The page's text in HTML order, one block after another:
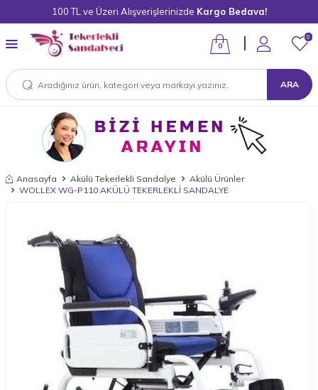
100 TL ve Üzeri Alışverişlerinizde Kargo Bedava!
ARA
0
0
Anasayfa Akülü Tekerlekli Sandalye
Akülü Ürünler
WOLLEX WG-P110 AKÜLÜ TEKERLEKLİ SANDALYE